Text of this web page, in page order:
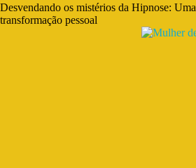
Desvendando os mistérios da Hipnose:
transformação pessoal